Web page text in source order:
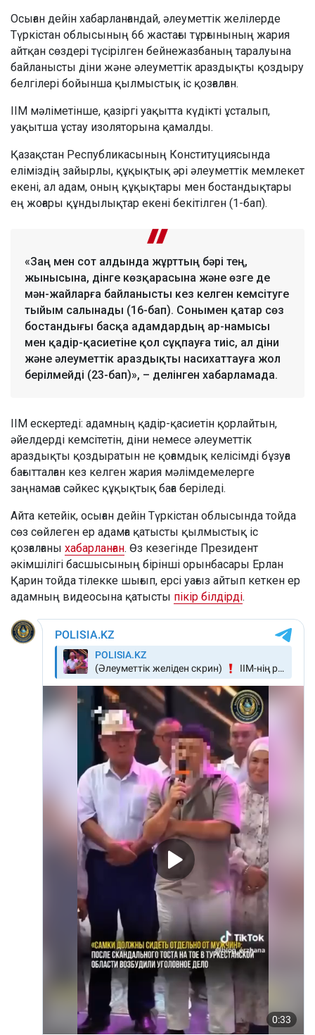
Осыған дейін хабарланғандай, әлеуметтік желілерде
Түркістан облысының 66 жастағы тұрғынының жария
айтқан сөздері түсірілген бейнежазбаның таралуына
байланысты діни және әлеуметтік араздықты қоздыру
белгілері бойынша қылмыстық іс қозғалған.
ІІМ мәліметінше, қазіргі уақытта күдікті ұсталып,
уақытша ұстау изоляторына қамалды.
Қазақстан Республикасының Конституциясында
еліміздің зайырлы, құқықтық әрі әлеуметтік мемлекет
екені, ал адам, оның құқықтары мен бостандықтары
ең жоғары құндылықтар екені бекітілген (1-бап).
«Заң мен сот алдында жұрттың бәрі тең,
жынысына, дінге көзқарасына және өзге де
мән-жайларға байланысты кез келген кемсітуге
тыйым салынады (16-бап). Сонымен қатар сөз
бостандығы басқа адамдардың ар-намысы
мен қадір-қасиетіне қол сұқпауға тиіс, ал діни
және әлеуметтік араздықты насихаттауға жол
берілмейді (23-бап)», – делінген хабарламада.
ІІМ ескертеді: адамның қадір-қасиетін қорлайтын,
әйелдерді кемсітетін, діни немесе әлеуметтік
араздықты қоздыратын не қоғамдық келісімді бұзуға
бағытталған кез келген жария мәлімдемелерге
заңнамаға сәйкес құқықтық баға беріледі.
Айта кетейік, осыған дейін Түркістан облысында тойда
сөз сөйлеген ер адамға қатысты қылмыстық іс
қозғалғаны хабарланған. Өз кезегінде Президент
әкімшілігі басшысының бірінші орынбасары Ерлан
Қарин тойда тілекке шығып, ерсі уағыз айтып кеткен ер
адамның видеосына қатысты пікір білдірді.